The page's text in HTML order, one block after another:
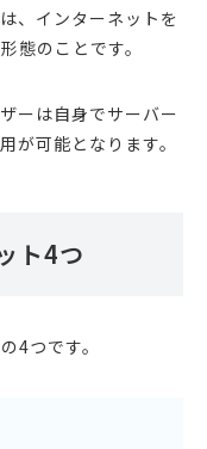
、インターネットを
態のことです。
ーは自身でサーバー
が可能となります。
ト4つ
4つです。